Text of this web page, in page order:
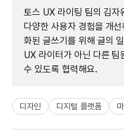
토스 UX 라이팅 팀의 김
다양한 사용자 경험을 개
화된 글쓰기를 위해 글의
UX 라이터가 아닌 다른 팀
수 있도록 협력해요.
디자인 디지털 플랫폼